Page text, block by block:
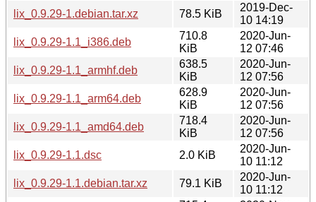
lix_0.9.29-1.debian.tar.xz
78.5 KiB
2019-Dec-
10 14:19
lix_0.9.29-1.1_i386.deb
710.8
KiB
2020-Jun-
12 07:46
lix_0.9.29-1.1_armhf.deb
638.5
KiB
2020-Jun-
12 07:56
lix_0.9.29-1.1_arm64.deb
628.9
KiB
2020-Jun-
12 07:56
lix_0.9.29-1.1_amd64.deb
718.4
KiB
2020-Jun-
12 07:56
lix_0.9.29-1.1.dsc
2.0 KiB
2020-Jun-
10 11:12
lix_0.9.29-1.1.debian.tar.xz
79.1 KiB
2020-Jun-
10 11:12